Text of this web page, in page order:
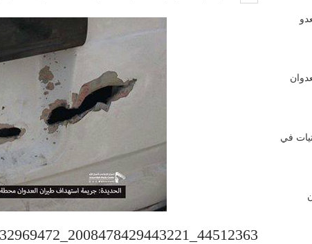
44512363_2008478429443221_3212739290932969472_n
الاغتصاب بحق (6) فتيات في